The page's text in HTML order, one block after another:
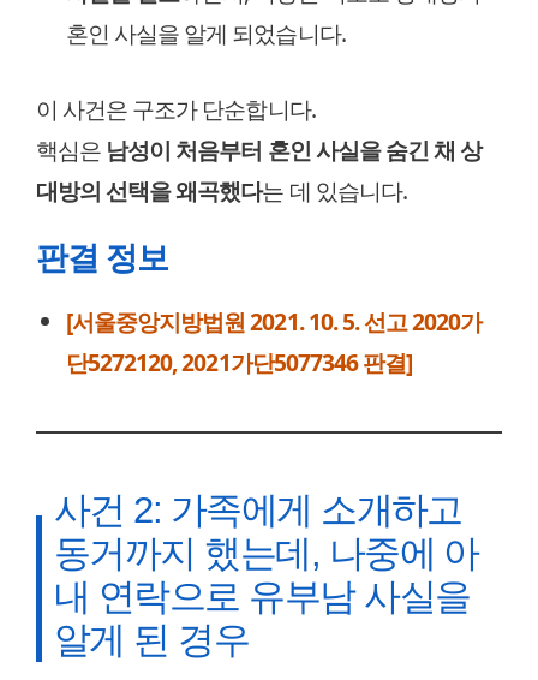
혼인 사실을 알게 되었습니다.
이 사건은 구조가 단순합니다.
핵심은 남성이 처음부터 혼인 사실을 숨긴 채 상
대방의 선택을 왜곡했다는 데 있습니다.
판결 정보
[서울중앙지방법원 2021. 10. 5. 선고 2020가
단5272120, 2021가단5077346 판결]
사건 2: 가족에게 소개하고
동거까지 했는데, 나중에 아
내 연락으로 유부남 사실을
알게 된 경우